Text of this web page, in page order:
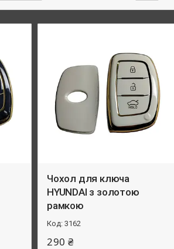
Чохол для ключа
HYUNDAI з золотою
рамкою
3162
290 ₴